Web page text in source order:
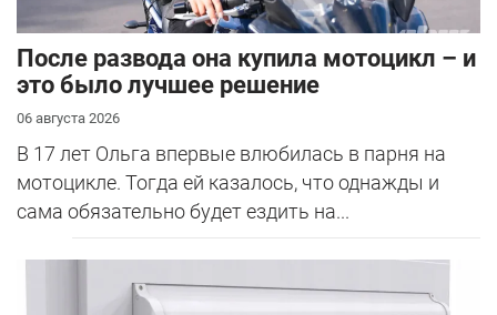
После развода она купила мотоцикл – и
это было лучшее решение
06 августа 2026
В 17 лет Ольга впервые влюбилась в парня на
мотоцикле. Тогда ей казалось, что однажды и
сама обязательно будет ездить на...